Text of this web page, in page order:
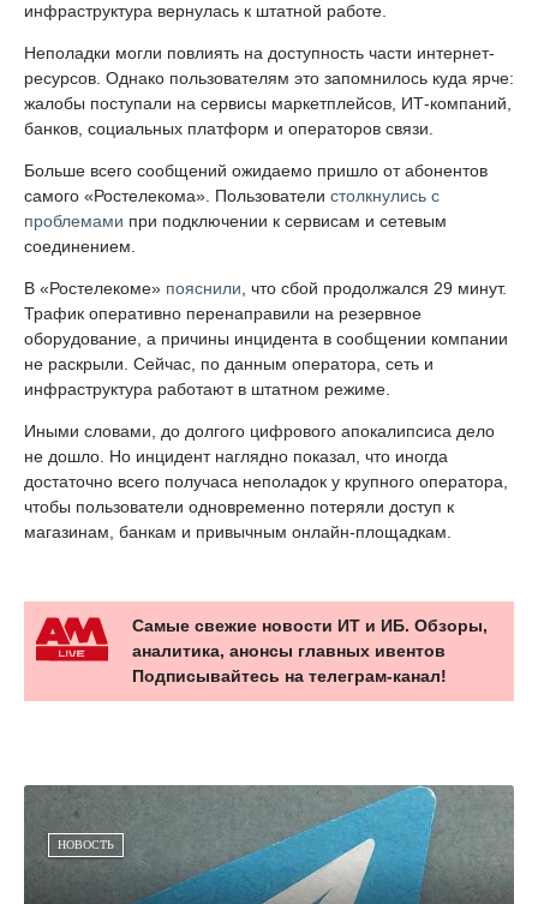
инфраструктура вернулась к штатной работе.
Неполадки могли повлиять на доступность части интернет-
ресурсов. Однако пользователям это запомнилось куда ярче:
жалобы поступали на сервисы маркетплейсов, ИТ-компаний,
банков, социальных платформ и операторов связи.
Больше всего сообщений ожидаемо пришло от абонентов
самого «Ростелекома». Пользователи столкнулись с
проблемами при подключении к сервисам и сетевым
соединением.
В «Ростелекоме» пояснили , что сбой продолжался 29 минут.
Трафик оперативно перенаправили на резервное
оборудование, а причины инцидента в сообщении компании
не раскрыли. Сейчас, по данным оператора, сеть и
инфраструктура работают в штатном режиме.
Иными словами, до долгого цифрового апокалипсиса дело
не дошло. Но инцидент наглядно показал, что иногда
достаточно всего получаса неполадок у крупного оператора,
чтобы пользователи одновременно потеряли доступ к
магазинам, банкам и привычным онлайн-площадкам.
Самые свежие новости ИТ и ИБ. Обзоры,
аналитика, анонсы главных ивентов
Подписывайтесь на телеграм-канал!
НОВОСТЬ